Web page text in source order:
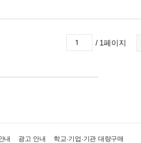
/ 1페이지
내 광고 안내 학교·기업·기관 대량구매